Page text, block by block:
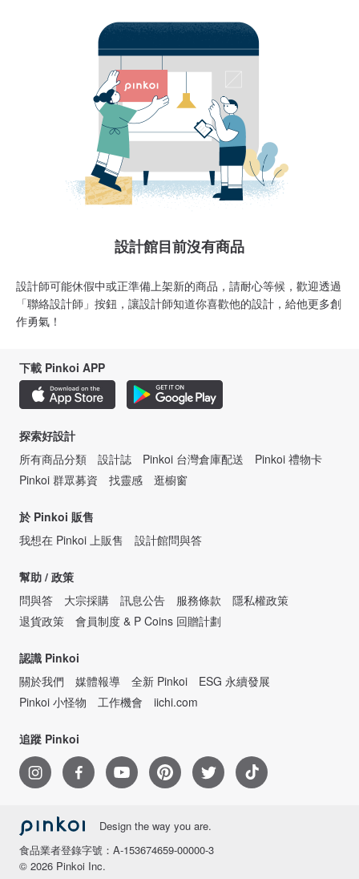
設計館目前沒有商品
設計師可能休假中或正準備上架新的商品，請耐心等候，歡迎透過
「聯絡設計師」按鈕，讓設計師知道你喜歡他的設計，給他更多創
作勇氣！
下載 Pinkoi APP
探索好設計
所有商品分類
設計誌 Pinkoi 台灣倉庫配送
Pinkoi 禮物卡
Pinkoi 群眾募資
找靈感 逛櫥窗
於 Pinkoi 販售
我想在 Pinkoi 上販售
設計館問與答
幫助 / 政策
問與答
大宗採購 訊息公告 服務條款
隱私權政策
退貨政策
會員制度 & P Coins 回贈計劃
認識 Pinkoi
關於我們
媒體報導 全新 Pinkoi
ESG 永續發展
Pinkoi 小怪物
工作機會 iichi.com
追蹤 Pinkoi
Design the way you are.
食品業者登錄字號：A-153674659-00000-3
© 2026 Pinkoi Inc.